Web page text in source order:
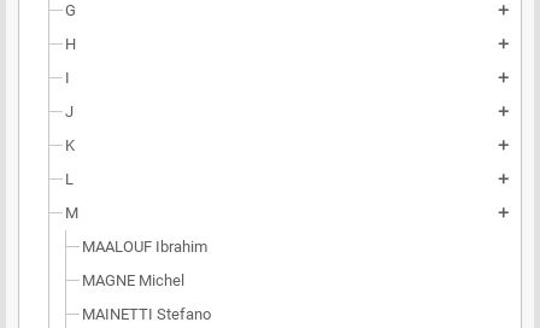
G add
H add
I add
J add
K add
L add
M add
MAALOUF Ibrahim
MAGNE Michel
MAINETTI Stefano